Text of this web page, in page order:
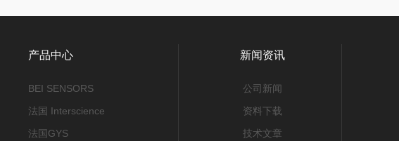
产品中心
BEI SENSORS
法国 Interscience
法国GYS
新闻资讯
公司新闻
资料下载
技术文章